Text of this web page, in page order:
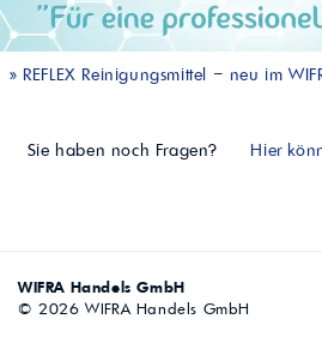
» REFLEX Reinigungsmittel – neu im
Sie haben noch Fragen? Hier
WIFRA Handels GmbH
© 2026 WIFRA Handels GmbH